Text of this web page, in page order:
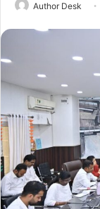
Author Desk